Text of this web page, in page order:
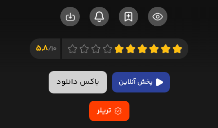
10/
5.8
پخش آنلاین باکس دانلود
تریلر